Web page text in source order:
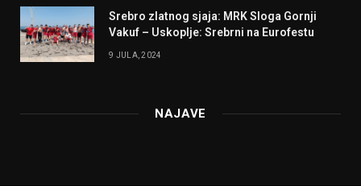
Srebro zlatnog sjaja: MRK Sloga Gornji
Vakuf – Uskoplje: Srebrni na Eurofestu
9 JULA, 2024
NAJAVE